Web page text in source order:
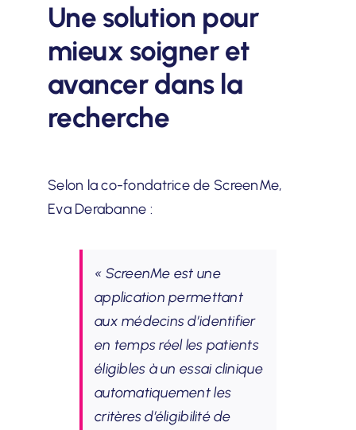
Une solution pour
mieux soigner et
avancer dans la
recherche
Selon la co-fondatrice de ScreenMe,
Eva Derabanne :
« ScreenMe est une
application permettant
aux médecins d’identifier
en temps réel les patients
éligibles à un essai clinique
automatiquement les
critères d’éligibilité de